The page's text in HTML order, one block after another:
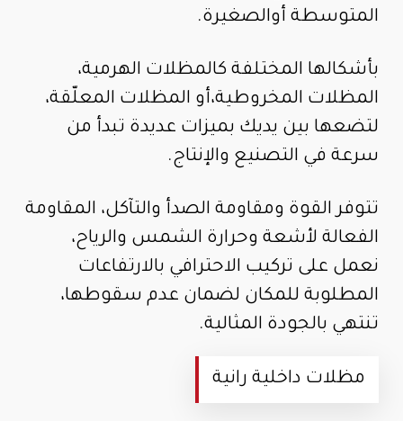
المتوسطة أوالصغيرة.
بأشكالها المختلفة كالمظلات الهرمية،
المظلات المخروطية،أو المظلات المعلّقة،
لتضعها بين يديك بميزات عديدة تبدأ من
سرعة في التصنيع والإنتاج.
تتوفر القوة ومقاومة الصدأ والتآكل، المقاومة
الفعالة لأشعة وحرارة الشمس والرياح،
نعمل على تركيب الاحترافي بالارتفاعات
المطلوبة للمكان لضمان عدم سقوطها،
تنتهي بالجودة المثالية.
مظلات داخلية رانية